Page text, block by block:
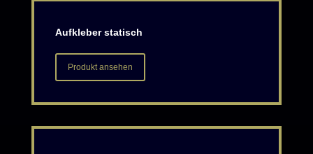
Aufkleber statisch
Produkt ansehen